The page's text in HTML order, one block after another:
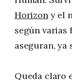
Horizony el
según varias
aseguran, ya
Queda claro